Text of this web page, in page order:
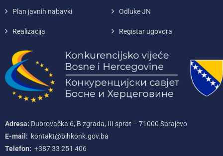
Plan javnih nabavki Odluke JN
Realizacija Registar ugovora
Adresa: Dubrovačka 6, B zgrada, III sprat – 71000‌ Sarajevo
E-mail: kontakt@bihkonk.gov.ba
Telefon: +387‌ 33‌ 251‌ 406